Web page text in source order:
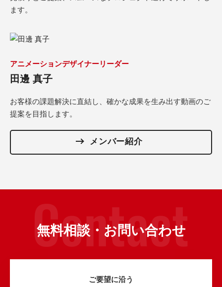
ます。
アニメーションデザイナーリーダー
田邊 真子
お客様の課題解決に直結し、確かな成果を生み出す動画のご
提案を目指します。
メンバー紹介
無料相談・お問い合わせ
ご要望に沿う